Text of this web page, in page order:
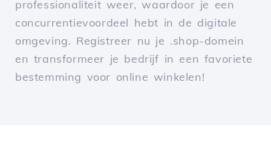
professionaliteit weer, waardoor je een
concurrentievoordeel hebt in de digitale
omgeving. Registreer nu je .shop-domein
en transformeer je bedrijf in een favoriete
bestemming voor online winkelen!